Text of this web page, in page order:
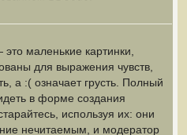
маленькие картинки,
для выражения чувств,
а :( означает грусть. Полный
в форме создания
используя их: они
нечитаемым, и модератор